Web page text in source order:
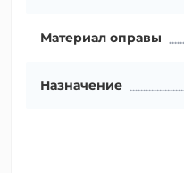
Материал оправы
Назначение